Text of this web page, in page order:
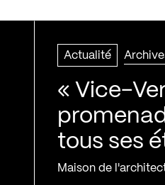
Actualité
« Vice-
tous ses
Maison de